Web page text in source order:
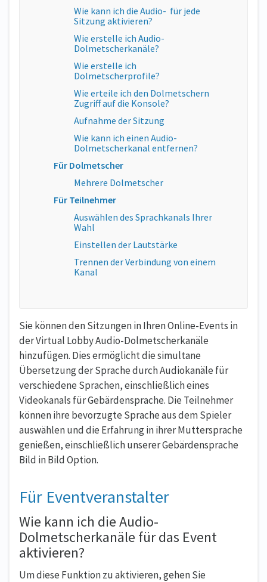
Wie kann ich die Audio- für jede
Sitzung aktivieren?
Wie erstelle ich Audio-
Dolmetscherkanäle?
Wie erstelle ich
Dolmetscherprofile?
Wie erteile ich den Dolmetschern
Zugriff auf die Konsole?
Aufnahme der Sitzung
Wie kann ich einen Audio-
Dolmetscherkanal entfernen?
Für Dolmetscher
Mehrere Dolmetscher
Für Teilnehmer
Auswählen des Sprachkanals Ihrer
Wahl
Einstellen der Lautstärke
Trennen der Verbindung von einem
Kanal
Sie können den Sitzungen in Ihren Online-Events in
der Virtual Lobby Audio-Dolmetscherkanäle
hinzufügen. Dies ermöglicht die simultane
Übersetzung der Sprache durch Audiokanäle für
verschiedene Sprachen, einschließlich eines
Videokanals für Gebärdensprache. Die Teilnehmer
können ihre bevorzugte Sprache aus dem Spieler
auswählen und die Erfahrung in ihrer Muttersprache
genießen, einschließlich unserer Gebärdensprache
Bild in Bild Option.
Für Eventveranstalter
Wie kann ich die Audio-
Dolmetscherkanäle für das Event
aktivieren?
Um diese Funktion zu aktivieren, gehen Sie